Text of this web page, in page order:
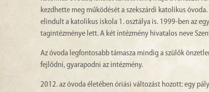
kezdhette meg működését a szekszárdi katolikus
elindult a katolikus iskola 1. osztálya is. 1999-ben az
tagintézménye lett. A két intézmény hivatalos neve
Az óvoda legfontosabb támasza mindig a szülők
fejlődni, gyarapodni az intézmény.
2012. az óvoda életében óriási változást hozott: egy